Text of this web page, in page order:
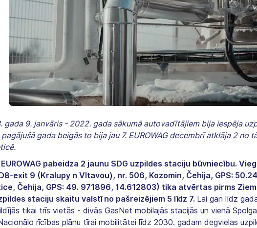
gada 9. janvāris - 2022. gada sākumā autovadītājiem bija iespēja
gada beigās to bija jau 7. EUROWAG decembrī atklāja 2
pabeidza 2 jaunu SDG uzpildes staciju būvniecību.
exit 9 (Kralupy n Vltavou), nr. 506, Kozomin, Čehija, GPS:
Čehija, GPS: 49. 971896, 14.612803) tika atvērtas pirms
staciju skaitu valstī no pašreizējiem 5 līdz 7. Lai gan līdz
tikai trīs vietās - divās GasNet mobilajās stacijās un vienā
rīcības plānu tīrai mobilitātei līdz 2030. gadam degvielas